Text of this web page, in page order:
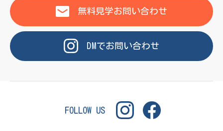
無料見学お問い合わせ
DMでお問い合わせ
FOLLOW US